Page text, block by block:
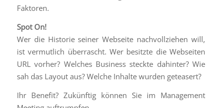
Faktoren.
Spot On!
Wer die Historie seiner Webseite nachvollziehen will,
ist vermutlich überrascht. Wer besitzte die Webseiten
URL vorher? Welches Business steckte dahinter? Wie
sah das Layout aus? Welche Inhalte wurden geteasert?
Ihr Benefit? Zukünftig können Sie im Management